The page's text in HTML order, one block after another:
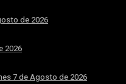
de 2026
2026
7 de Agosto de 2026